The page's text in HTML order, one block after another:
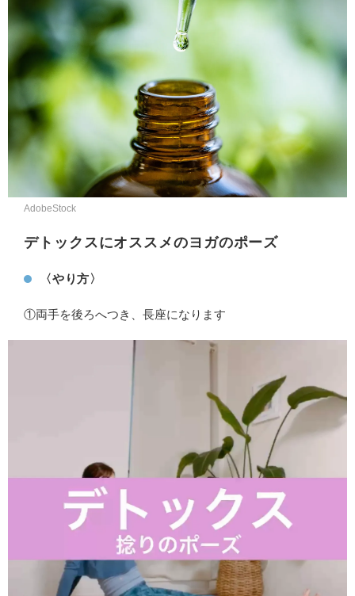
AdobeStock
デトックスにオススメのヨガのポーズ
〈やり方〉
①両手を後ろへつき、長座になります